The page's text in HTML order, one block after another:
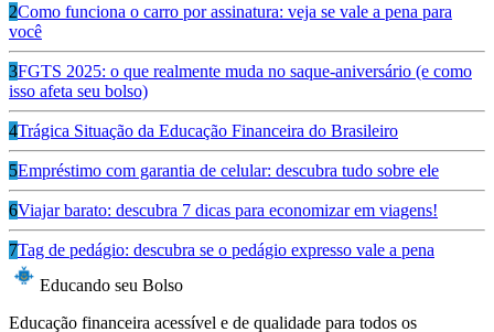
2Como funciona o carro por assinatura: veja se vale a pena para
você
3FGTS 2025: o que realmente muda no saque-aniversário (e como
isso afeta seu bolso)
4Trágica Situação da Educação Financeira do Brasileiro
5Empréstimo com garantia de celular: descubra tudo sobre ele
6Viajar barato: descubra 7 dicas para economizar em viagens!
7Tag de pedágio: descubra se o pedágio expresso vale a pena
Educando seu Bolso
Educação financeira acessível e de qualidade para todos os